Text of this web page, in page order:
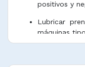
positivos y
Lubricar
máquinas